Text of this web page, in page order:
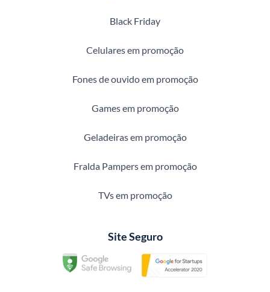
Black Friday
Celulares em promoção
Fones de ouvido em promoção
Games em promoção
Geladeiras em promoção
Fralda Pampers em promoção
TVs em promoção
Site Seguro